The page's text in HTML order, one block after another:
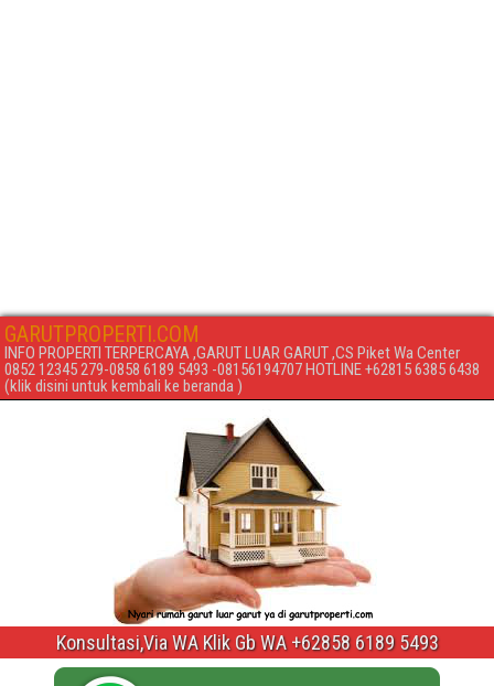
GARUTPROPERTI.COM
INFO PROPERTI TERPERCAYA ,GARUT LUAR GARUT ,CS Piket Wa Center
0852 12345 279-0858 6189 5493 -08156194707 HOTLINE +62815 6385 6438
(klik disini untuk kembali ke beranda )
Konsultasi,Via WA Klik Gb WA +62858 6189 5493